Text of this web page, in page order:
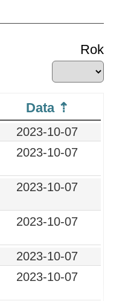
Rok
Data
2023-10-07
2023-10-07
2023-10-07
2023-10-07
2023-10-07
2023-10-07